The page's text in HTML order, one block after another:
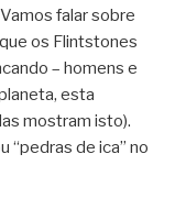
falar sobre
os Flintstones
– homens e
esta
mostram isto).
“pedras de ica” no